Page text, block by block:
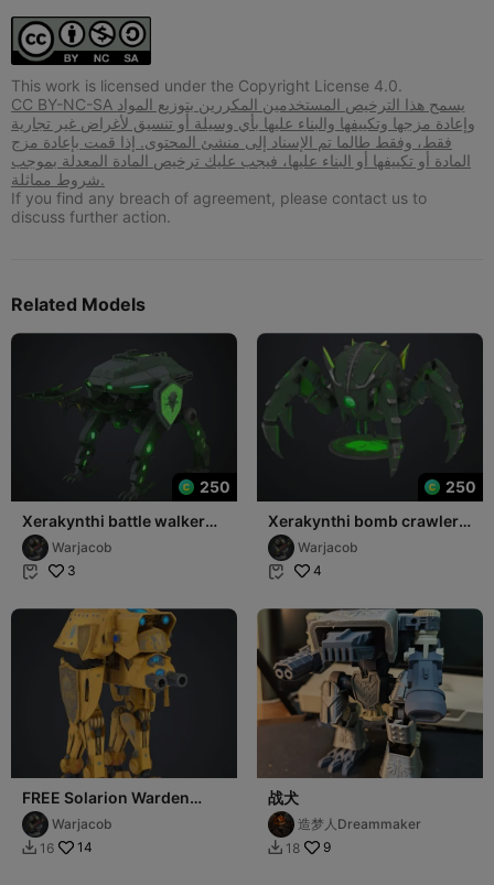
This work is licensed under the Copyright License 4.0.
CC BY-NC-SA يسمح هذا الترخيص المستخدمين المكررين بتوزيع المواد
وإعادة مزجها وتكييفها والبناء عليها بأي وسيلة أو تنسيق لأغراض غير تجارية
فقط، وفقط طالما تم الإسناد إلى منشئ المحتوى. إذا قمت بإعادة مزج
المادة أو تكييفها أو البناء عليها، فيجب عليك ترخيص المادة المعدلة بموجب
شروط مماثلة.
If you find any breach of agreement, please contact us to
discuss further action.
Related Models
250
Xerakynthi battle walker
game rpg
Warjacob
 3
250
Xerakynthi bomb crawler
game rpg
Warjacob
 4
FREE Solarion Warden
battle walker game rpg
Warjacob
 16 14
战犬
造梦人Dreammaker
 18 9